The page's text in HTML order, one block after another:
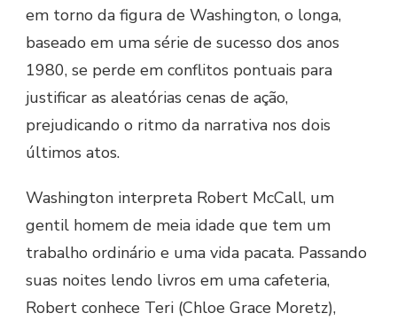
em torno da figura de Washington, o longa,
baseado em uma série de sucesso dos anos
1980, se perde em conflitos pontuais para
justificar as aleatórias cenas de ação,
prejudicando o ritmo da narrativa nos dois
últimos atos.
Washington interpreta Robert McCall, um
gentil homem de meia idade que tem um
trabalho ordinário e uma vida pacata. Passando
suas noites lendo livros em uma cafeteria,
Robert conhece Teri (Chloe Grace Moretz),